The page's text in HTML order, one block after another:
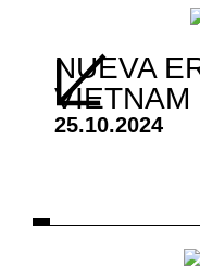
NUEVA
VIETNAM
25.10.2024